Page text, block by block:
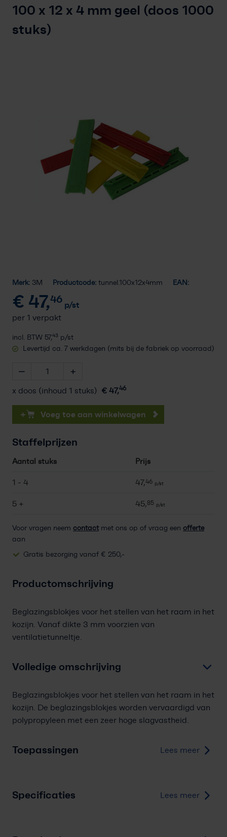
100 x 12 x 4 mm geel (doos 1000
stuks)
Merk: 3M Productcode: tunnel.100x12x4mm EAN:
€ 47,46 p/st
per 1 verpakt
incl. BTW 57,43 p/st
Levertijd ca. 7 werkdagen (mits bij de fabriek op voorraad)
x doos (inhoud 1 stuks) € 47,46
+ Voeg toe aan winkelwagen
Staffelprijzen
Aantal stuks Prijs
1 - 4 47,46 p/st
5 + 45,85 p/st
Voor vragen neem contactmet ons op of vraag een offerte
aan
Gratis bezorging vanaf € 250,-
Productomschrijving
Beglazingsblokjes voor het stellen van het raam in het
kozijn. Vanaf dikte 3 mm voorzien van
ventilatietunneltje.
Volledige omschrijving
Beglazingsblokjes voor het stellen van het raam in het
kozijn. De beglazingsblokjes worden vervaardigd van
polypropyleen met een zeer hoge slagvastheid.
Toepassingen Lees meer
Specificaties Lees meer